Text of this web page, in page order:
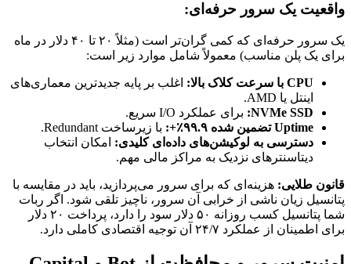
واقعیت یک سرور حرفه‌ای:
یک سرور حرفه‌ای که کمی گران‌تر است (مثلاً ۲۰ تا ۴۰ دلار در ماه
برای یک پلن مناسب) معمولاً شامل موارد زیر است:
CPU با سرعت کلاک بالا:
اغلب بر پایه جدیدترین معماری‌های
اینتل یا AMD.
NVMe SSD: برای عملکرد I/O سریع.
Uptime تضمین شده ۹۹.۹٪+:
با زیرساخت Redundant.
دسترسی به لوکیشن‌های داده‌ای کلیدی: امکان انتخاب
دیتاسنترهای نزدیک به مراکز مالی مهم.
قانون طلایی: هزینه‌ای که برای سرور می‌پردازید، باید در مقایسه با
پتانسیل زیان ناشی از خرابی آن سرور، ناچیز تلقی شود. اگر ربات
شما پتانسیل کسب روزانه ۵۰ دلار سود را دارد، پرداخت ۲۰ دلار
برای اطمینان از عملکرد ۲۴/۷ آن توجیه اقتصادی کاملی دارد.